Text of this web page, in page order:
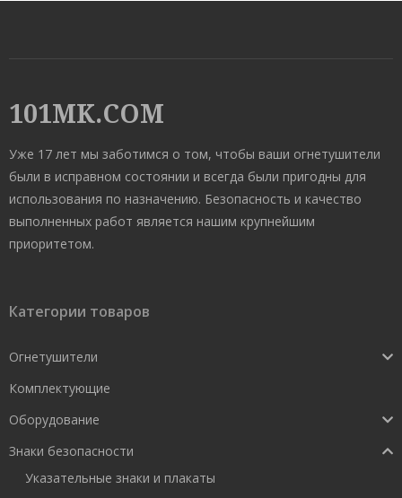
101MK.COM
Уже 17 лет мы заботимся о том, чтобы ваши огнетушители
были в исправном состоянии и всегда были пригодны для
использования по назначению. Безопасность и качество
выполненных работ является нашим крупнейшим
приоритетом.
Категории товаров
Огнетушители
Комплектующие
Оборудование
Знаки безопасности
Указательные знаки и плакаты